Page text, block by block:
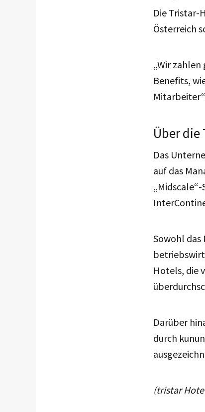
Die Tristar-
Österreich
„Wir
Benefits,
Über
Das
auf das
Sowohl
Hotels, die
Darüber
durch
(tristar